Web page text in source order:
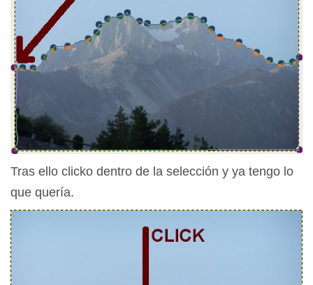
Tras ello clicko dentro de la selección y ya tengo lo
que quería.